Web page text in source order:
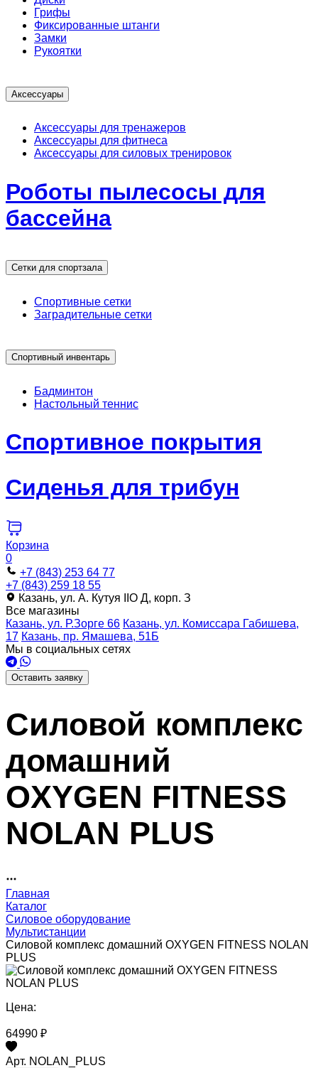
Грифы
Фиксированные штанги
Замки
Рукоятки
Аксессуары
Аксессуары для тренажеров
Аксессуары для фитнеса
Аксессуары для силовых тренировок
Роботы пылесосы для
бассейна
Сетки для спортзала
Спортивные сетки
Заградительные сетки
Спортивный инвентарь
Бадминтон
Настольный теннис
Спортивное покрытия
Сиденья для трибун
Корзина
0
+7 (843) 253 64 77
+7 (843) 259 18 55
Казань, ул. А. Кутуя IIO Д, корп. З
Все магазины
Казань, ул. Р.Зорге 66 Казань, ул. Комиссара Габишева,
17 Казань, пр. Ямашева, 51Б
Мы в социальных сетях
Оставить заявку
Силовой комплекс
домашний
OXYGEN FITNESS
NOLAN PLUS
Главная
Каталог
Силовое оборудование
Мультистанции
Силовой комплекс домашний OXYGEN FITNESS NOLAN
PLUS
Цена:
64990 ₽
Арт. NOLAN_PLUS